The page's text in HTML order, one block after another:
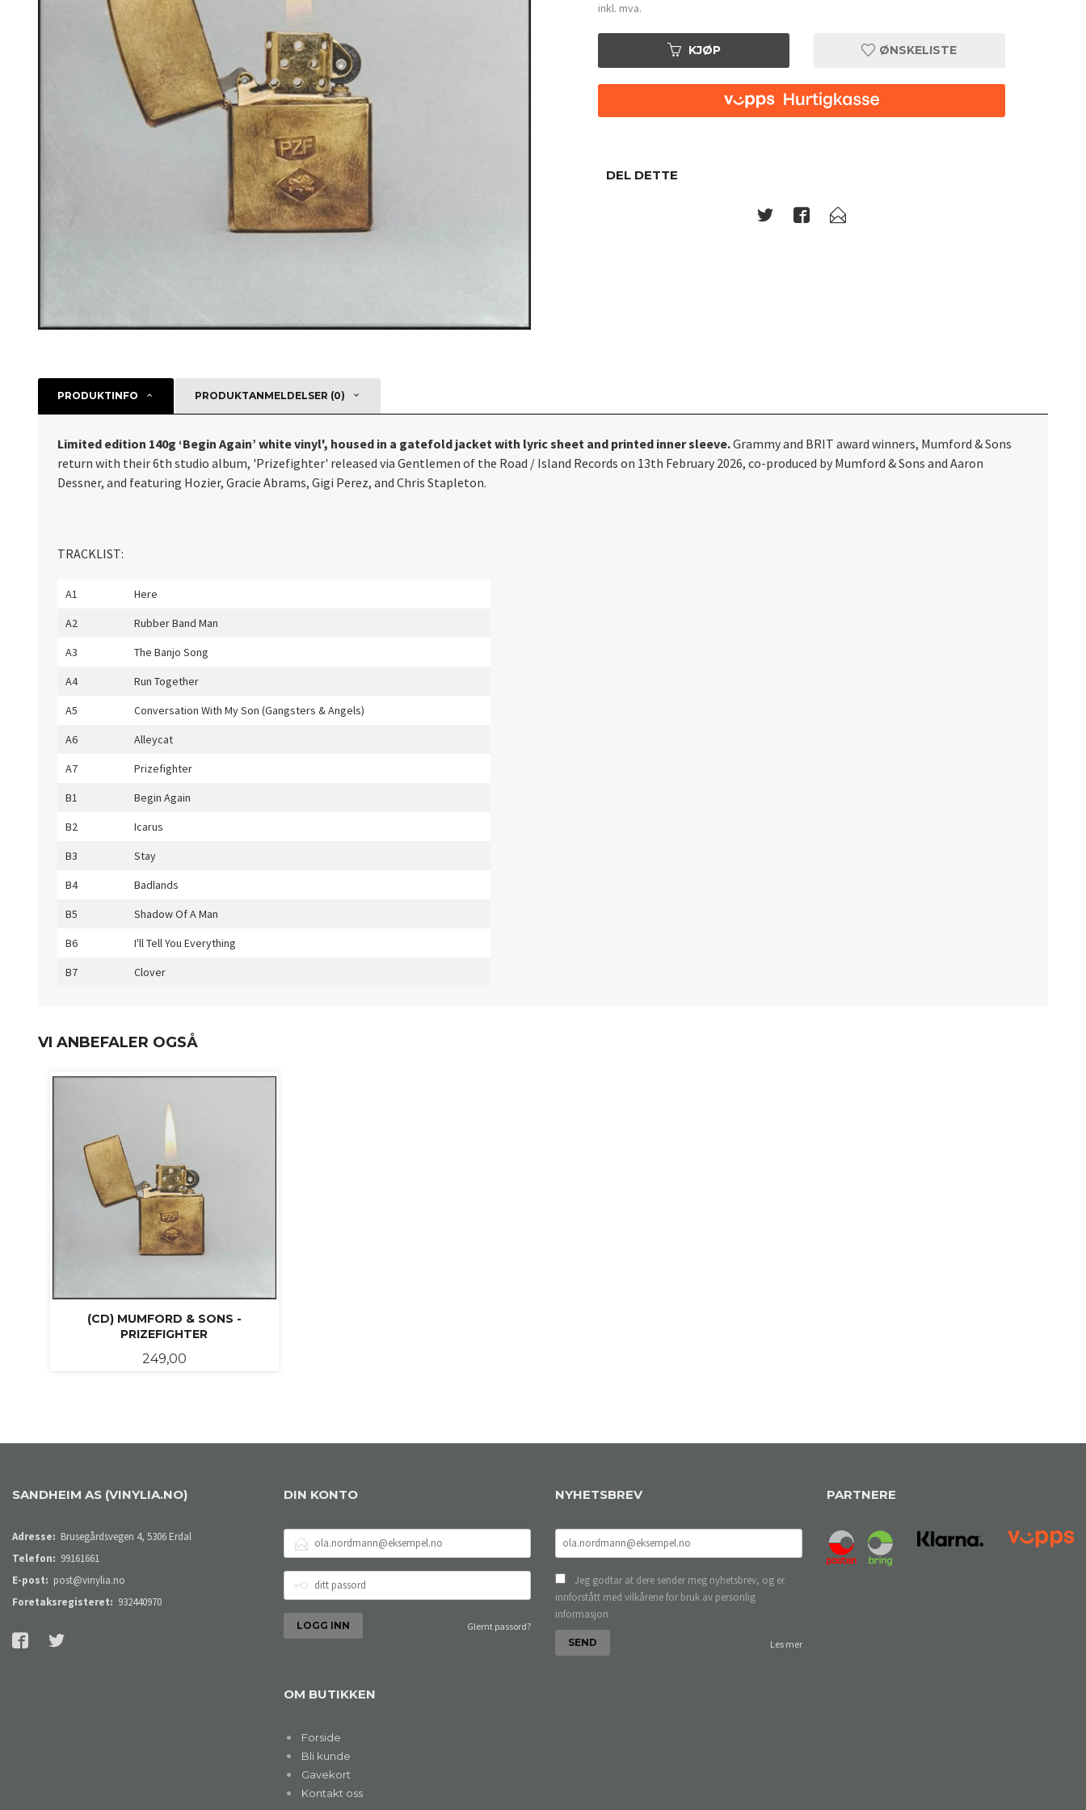
inkl. mva.
KJØP ØNSKELISTE
DEL DETTE
PRODUKTINFO PRODUKTANMELDELSER (0)
Limited edition 140g ‘Begin Again’ white vinyl', housed in a gatefold jacket with lyric sheet and printed inner sleeve.Grammy and BRIT award winners, Mumford & Sons
return with their 6th studio album, 'Prizefighter' released via Gentlemen of the Road / Island Records on 13th February 2026, co-produced by Mumford & Sons and Aaron
Dessner, and featuring Hozier, Gracie Abrams, Gigi Perez, and Chris Stapleton.
TRACKLIST:
A1
Here
A2
Rubber Band Man
A3
The Banjo Song
A4
Run Together
A5
Conversation With My Son (Gangsters & Angels)
A6
Alleycat
A7
Prizefighter
B1
Begin Again
B2
Icarus
B3
Stay
B4
Badlands
B5
Shadow Of A Man
B6
I'll Tell You Everything
B7
Clover
VI ANBEFALER OGSÅ
(CD) MUMFORD & SONS -
PRIZEFIGHTER
Pris
249,00
SANDHEIM AS (VINYLIA.NO)
Adresse: Brusegårdsvegen 4, 5306 Erdal
Telefon: 99161661
E-post: post@vinylia.no
Foretaksregisteret: 932440970
DIN KONTO
POSTADRESSE
PASSORD
Glemt passord?
OM BUTIKKEN
Forside
Bli kunde
Gavekort
Kontakt oss
NYHETSBREV
Jeg godtar at dere sender meg nyhetsbrev, og er
innforstått med vilkårene for bruk av personlig
informasjon
Les mer
PARTNERE